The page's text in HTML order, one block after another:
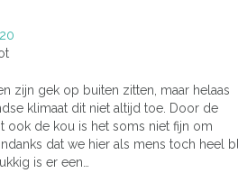
zijn gek op buiten zitten, maar helaas
klimaat dit niet altijd toe. Door de
ook de kou is het soms niet fijn om
dat we hier als mens toch heel
is er een…